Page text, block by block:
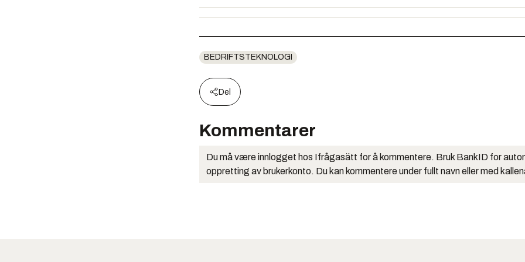
BEDRIFTSTEKNOLOGI
Del
Kommentarer
Du må være innlogget hos Ifrågasätt for å kommentere. Bruk BankID for
oppretting av brukerkonto. Du kan kommentere under fullt navn eller med